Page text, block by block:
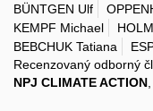
BÜNTGEN Ulf
KEMPF Michael
BEBCHUK Tatiana
Recenzovaný odborný
NPJ CLIMATE ACTION